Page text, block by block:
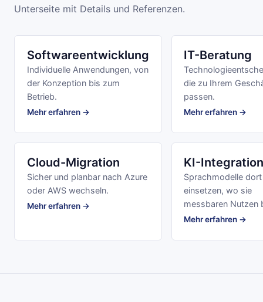
Unterseite mit Details und Referenzen.
Softwareentwicklung
Individuelle Anwendungen, von
der Konzeption bis zum
Betrieb.
Mehr erfahren →
IT-Beratung
die zu Ihrem
passen.
Mehr erfahren →
Cloud-Migration
Sicher und planbar nach Azure
oder AWS wechseln.
Mehr erfahren →
KI-
Sprachmodelle dort
einsetzen, wo sie
messbaren Nutzen
Mehr erfahren →